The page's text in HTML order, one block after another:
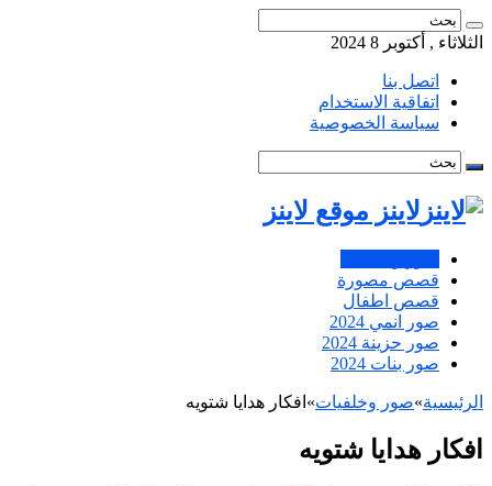
الثلاثاء , أكتوبر 8 2024
اتصل بنا
اتفاقية الاستخدام
سياسة الخصوصية
لاينز موقع لاينز
قصص مصورة
قصص اطفال
صور انمي 2024
صور حزينة 2024
صور بنات 2024
الرئيسية»صور وخلفيات» افكار هدايا شتويه
افكار هدايا شتويه